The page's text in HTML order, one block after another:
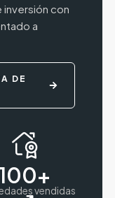
con
a
DE
+
vendidas